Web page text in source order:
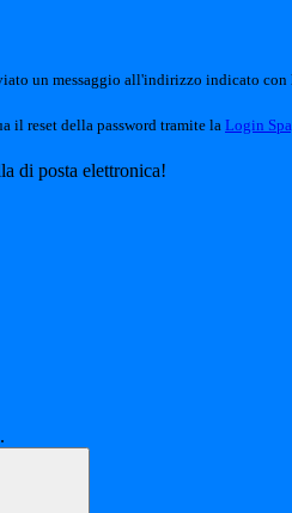
un messaggio all'indirizzo indicato con
il reset della password tramite la Login
di posta elettronica!